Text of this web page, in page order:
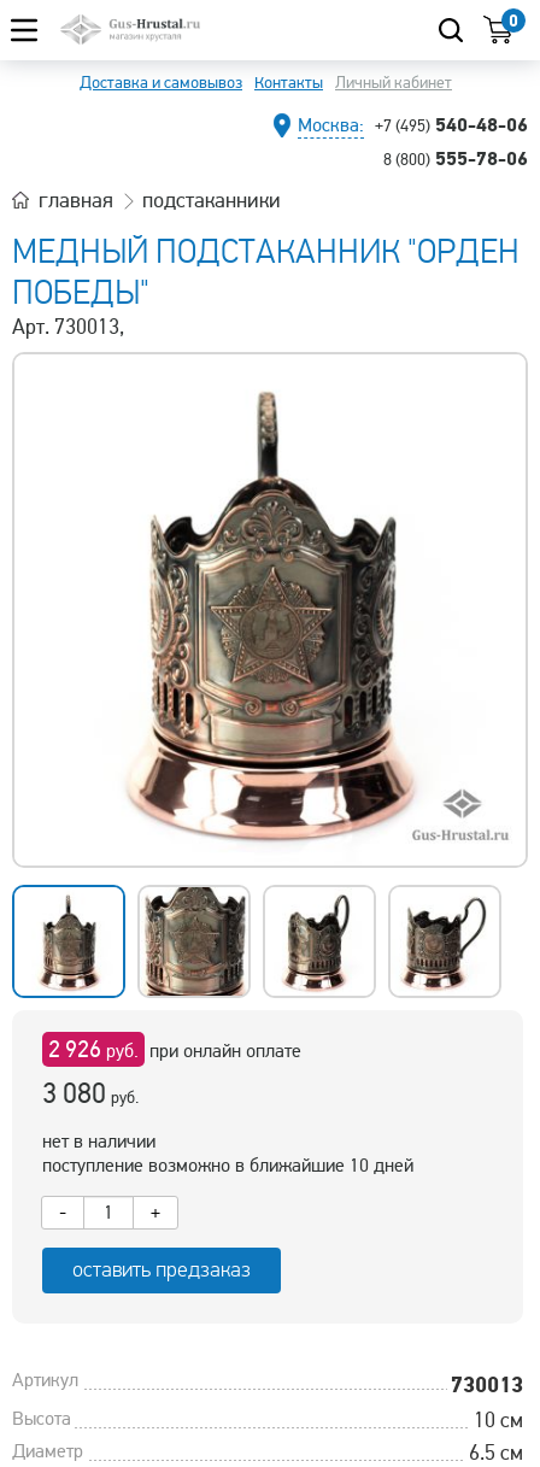
0
Доставка и самовывоз Контакты Личный кабинет
Москва: +7 (495) 540-48-06
8 (800) 555-78-06
главная подстаканники
МЕДНЫЙ ПОДСТАКАННИК "ОРДЕН
ПОБЕДЫ"
Арт. 730013,
2 926 руб. при онлайн оплате
3 080 руб.
нет в наличии
поступление возможно в ближайшие 10 дней
-
+
оставить предзаказ
Артикул 730013
Высота 10 см
Диаметр 6.5 см